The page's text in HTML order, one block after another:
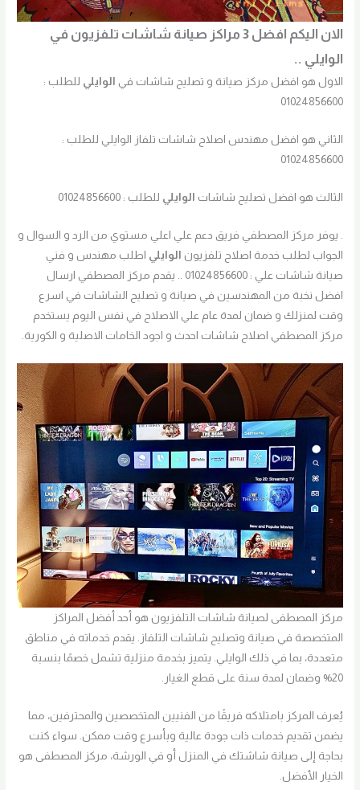
الان اليكم افضل 3 مراكز صيانة شاشات تلفزيون في
الوايلي ..
الاول هو افضل مركز صيانة و تصليح شاشات في الوايلي للطلب :
01024856600
الثاني هو افضل مهندس اصلاح شاشات تلفاز الوايلي للطلب :
01024856600
الثالث هو افضل تصليح شاشات الوايلي للطلب : 01024856600
. يوفر مركز المصطفي فريق دعم علي اعلي مستوي من الرد و السوال و
الجواب لطلب خدمة اصلاح تلفزيون الوايلي اطلب مهندس و فني
صيانة شاشات علي : 01024856600 .. يقدم مركز المصطفي ارسال
افضل نخبة من المهندسين في صيانة و تصليح الشاشات في اسرع
وقت لمنزلك و ضمان لمدة عام علي الاصلاح في نفس اليوم يستخدم
مركز المصطفي اصلاح شاشات احدث و اجود الخامات الاصلية و الكورية.
مركز المصطفى لصيانة شاشات التلفزيون هو أحد أفضل المراكز
المتخصصة في صيانة وتصليح شاشات التلفاز. يقدم خدماته في مناطق
متعددة، بما في ذلك الوايلي. يتميز بخدمة منزلية تشمل خصمًا بنسبة
20% وضمان لمدة سنة على قطع الغيار.
يُعرف المركز بامتلاكه فريقًا من الفنيين المتخصصين والمحترفين، مما
يضمن تقديم خدمات ذات جودة عالية وبأسرع وقت ممكن. سواء كنت
بحاجة إلى صيانة شاشتك في المنزل أو في الورشة، مركز المصطفى هو
الخيار الأفضل.